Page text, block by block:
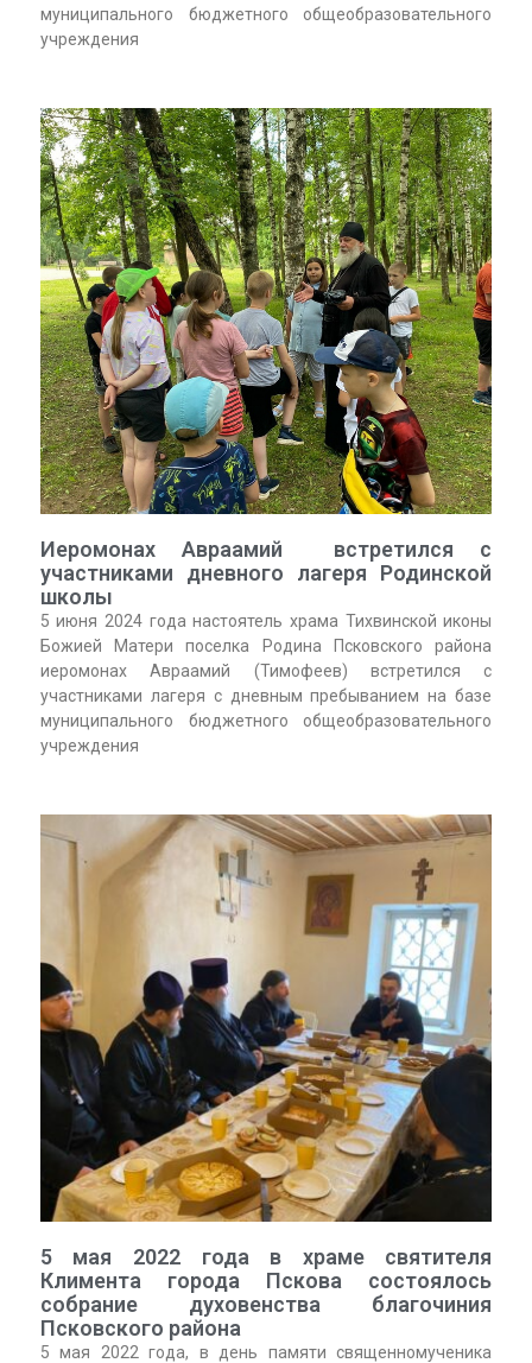
муниципального бюджетного общеобразовательного
учреждения
Иеромонах Авраамий встретился с
участниками дневного лагеря Родинской
школы
5 июня 2024 года настоятель храма Тихвинской иконы
Божией Матери поселка Родина Псковского района
иеромонах Авраамий (Тимофеев) встретился с
участниками лагеря с дневным пребыванием на базе
муниципального бюджетного общеобразовательного
учреждения
5 мая 2022 года в храме святителя
Климента города Пскова состоялось
собрание духовенства благочиния
Псковского района
5 мая 2022 года, в день памяти священномученика